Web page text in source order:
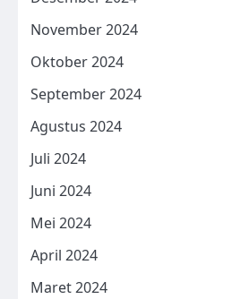
November 2024
Oktober 2024
September 2024
Agustus 2024
Juli 2024
Juni 2024
Mei 2024
April 2024
Maret 2024